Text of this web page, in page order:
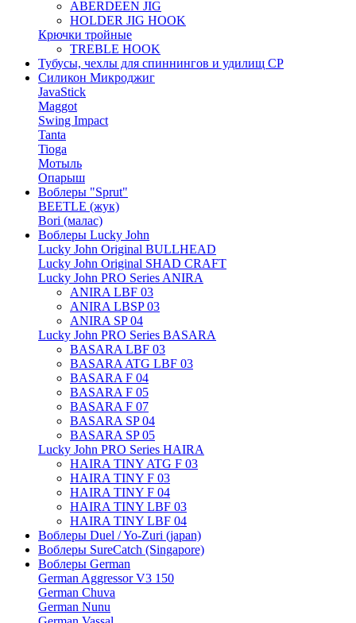
ABERDEEN JIG
HOLDER JIG HOOK
Крючки тройные
TREBLE HOOK
Тубусы, чехлы для спиннингов и удилищ СР
Силикон Микроджиг
JavaStick
Maggot
Swing Impact
Tanta
Tioga
Мотыль
Опарыш
Воблеры "Sprut"
BEETLE (жук)
Bori (малас)
Воблеры Lucky John
Lucky John Original BULLHEAD
Lucky John Original SHAD CRAFT
Lucky John PRO Series ANIRA
ANIRA LBF 03
ANIRA LBSP 03
ANIRA SP 04
Lucky John PRO Series BASARA
BASARA LBF 03
BASARA ATG LBF 03
BASARA F 04
BASARA F 05
BASARA F 07
BASARA SP 04
BASARA SP 05
Lucky John PRO Series HAIRA
HAIRA TINY ATG F 03
HAIRA TINY F 03
HAIRA TINY F 04
HAIRA TINY LBF 03
HAIRA TINY LBF 04
Воблеры Duel / Yo-Zuri (japan)
Воблеры SureCatch (Singapore)
Воблеры German
German Aggressor V3 150
German Chuva
German Nunu